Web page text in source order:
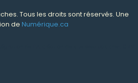
Tous les droits sont réservés. Une
de Numérique.ca